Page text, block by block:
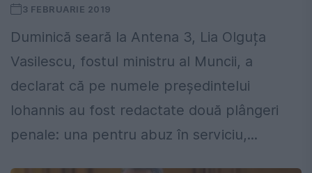
3 FEBRUARIE 2019
Duminică seară la Antena 3, Lia Olguța
Vasilescu, fostul ministru al Muncii, a
declarat că pe numele președintelui
Iohannis au fost redactate două plângeri
penale: una pentru abuz în serviciu,...